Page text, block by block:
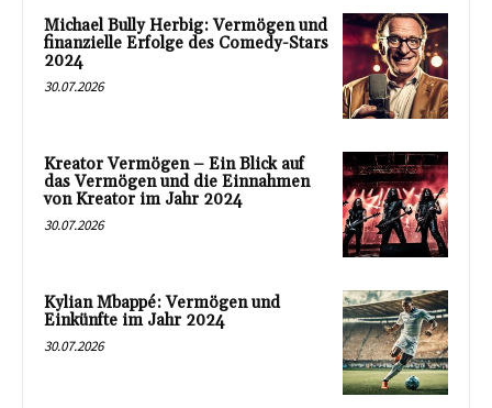
Michael Bully Herbig: Vermögen und
finanzielle Erfolge des Comedy-Stars
2024
30.07.2026
Kreator Vermögen – Ein Blick auf
das Vermögen und die Einnahmen
von Kreator im Jahr 2024
30.07.2026
Kylian Mbappé: Vermögen und
Einkünfte im Jahr 2024
30.07.2026